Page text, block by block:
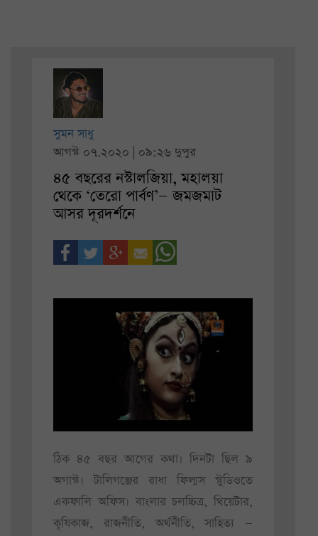
সুমন সাধু
আগস্ট ০৭.২০২০ | ০৯:২৬ দুপুর
৪৫ বছরের নস্টালজিয়া, মহালয়া
থেকে ‘তেরো পার্বণ’— জমজমাট
আসর দূরদর্শনে
ঠিক ৪৫ বছর আগের কথা। দিনটা ছিল ৯
অগাস্ট। টালিগঞ্জের রাধা ফিল্মস স্টুডিওতে
একফালি অফিস। বাংলার চলচ্চিত্র, থিয়েটার,
কৃষিকাজ, রাজনীতি, অর্থনীতি, সাহিত্য —